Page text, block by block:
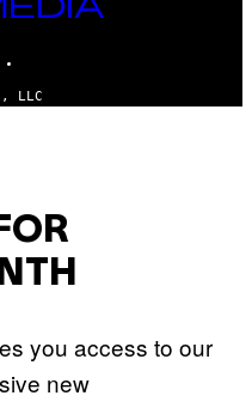
LLC
you access to our
new